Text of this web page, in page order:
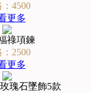
4500
更多
祿項鍊
2500
更多
瑰石墜飾5款